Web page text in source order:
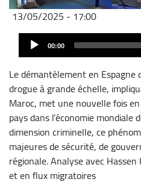
13/05/2025 - 17:00
Archivo
audio
Audio
Player 00:00
Le démantèlement en Espagne
drogue à grande échelle,
Maroc, met une nouvelle fois
pays dans l’économie
dimension criminelle, ce
majeures de sécurité, de
régionale. Analyse avec
et en flux migratoires